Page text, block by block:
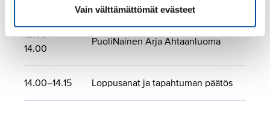
Vain välttämättömät evästeet
13.00–
14.00
PuoliNainen Arja Ahtaanluoma
14.00–14.15 Loppusanat ja tapahtuman päätös